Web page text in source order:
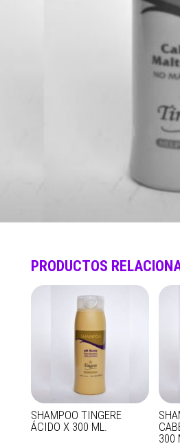
PRODUCTOS
SHAMPOO TINGERE
ÁCIDO X 300 ML.
300